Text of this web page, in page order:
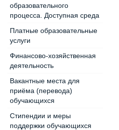
образовательного
процесса. Доступная среда
Платные образовательные
услуги
Финансово-хозяйственная
деятельность
Вакантные места для
приёма (перевода)
обучающихся
Стипендии и меры
поддержки обучающихся